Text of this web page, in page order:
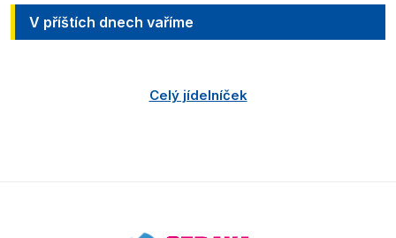
V příštích dnech vaříme
Celý jídelníček